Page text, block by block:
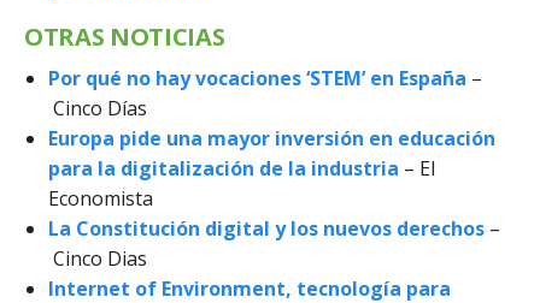
OTRAS NOTICIAS
Por qué no hay vocaciones ‘STEM’ en España –
Cinco Días
Europa pide una mayor inversión en educación
para la digitalización de la industria – El
Economista
La Constitución digital y los nuevos derechos –
Cinco Dias
Internet of Environment, tecnología para